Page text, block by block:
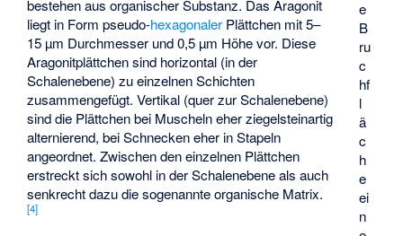
e
B
ru
c
hf
l
ä
c
h
e
ei
n
bestehen aus organischer Substanz. Das Aragonit
liegt in Form pseudo-hexagonaler Plättchen mit 5–
15 µm Durchmesser und 0,5 µm Höhe vor. Diese
Aragonitplättchen sind horizontal (in der
Schalenebene) zu einzelnen Schichten
zusammengefügt. Vertikal (quer zur Schalenebene)
sind die Plättchen bei Muscheln eher ziegelsteinartig
alternierend, bei Schnecken eher in Stapeln
angeordnet. Zwischen den einzelnen Plättchen
erstreckt sich sowohl in der Schalenebene als auch
senkrecht dazu die sogenannte organische Matrix.
[4]